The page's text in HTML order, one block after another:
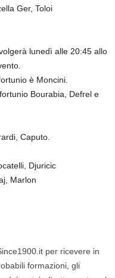
Ger, Toloi
lunedì alle 20:45 allo
è Moncini.
Bourabia, Defrel e
Caputo.
Djuricic
Marlon
per ricevere in
formazioni, gli